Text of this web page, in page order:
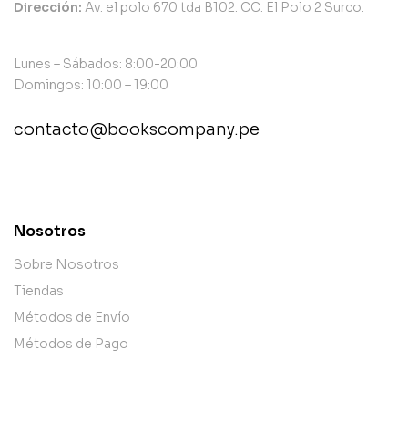
Dirección: Av. el polo 670 tda B102. CC. El Polo 2 Surco.
Lunes – Sábados: 8:00-20:00
Domingos: 10:00 – 19:00
contacto@bookscompany.pe
Nosotros
Sobre Nosotros
Tiendas
Métodos de Envío
Métodos de Pago